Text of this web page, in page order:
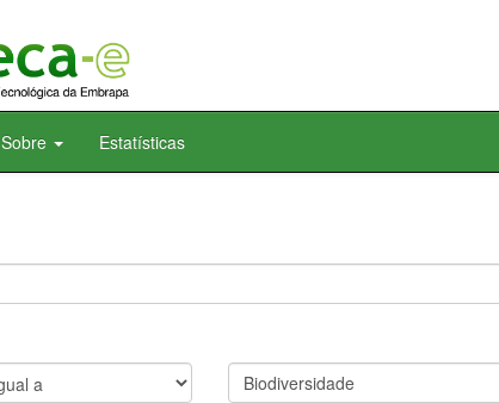
Sobre Estatísticas